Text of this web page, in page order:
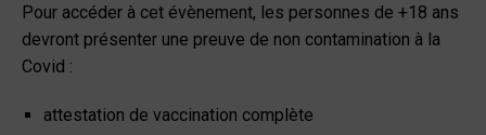
Pour accéder à cet évènement, les personnes de +18 ans
devront présenter une preuve de non contamination à la
Covid :
attestation de vaccination complète